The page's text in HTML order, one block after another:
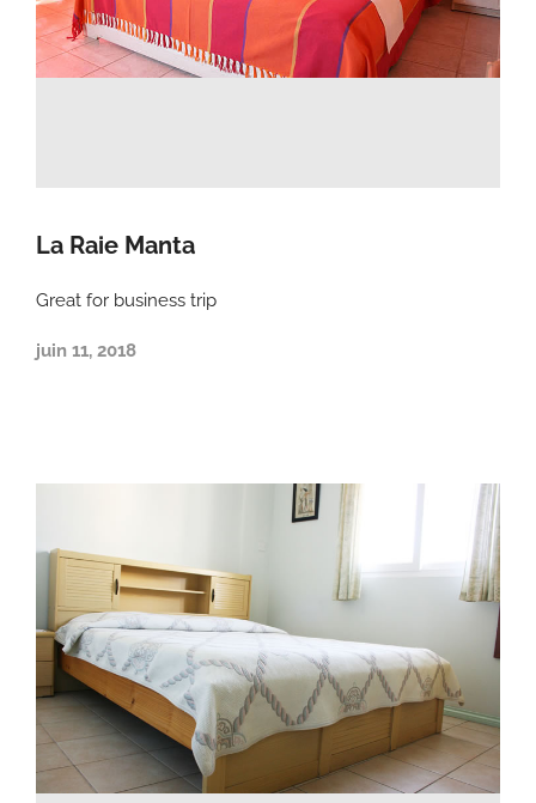
La Raie Manta
Great for business trip
juin 11, 2018